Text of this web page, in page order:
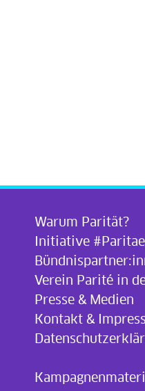
Warum Parität?
Initiative
Verein Parité in
Presse & Medien
Kontakt &